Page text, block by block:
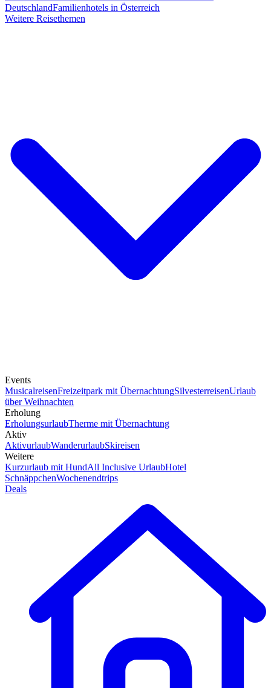
DeutschlandFamilienhotels in Österreich
Weitere Reisethemen
Events
MusicalreisenFreizeitpark mit ÜbernachtungSilvesterreisenUrlaub
über Weihnachten
Erholung
ErholungsurlaubTherme mit Übernachtung
Aktiv
AktivurlaubWanderurlaubSkireisen
Weitere
Kurzurlaub mit HundAll Inclusive UrlaubHotel
SchnäppchenWochenendtrips
Deals